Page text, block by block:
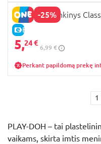
-25%
E-KAINA
PLAY DOH rinkinys
5,24 €
6,99 €
Perkant papildomą prekę
1
PLAY-DOH – tai
vaikams, skirta imtis